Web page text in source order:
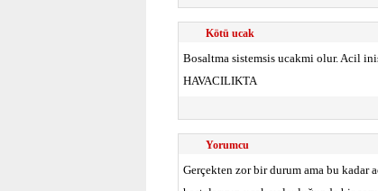
Kötü ucak
Bosaltma sistemsis ucakmi olur. Acil
HAVACILIKTA
Yorumcu
Gerçekten zor bir durum ama bu kadar